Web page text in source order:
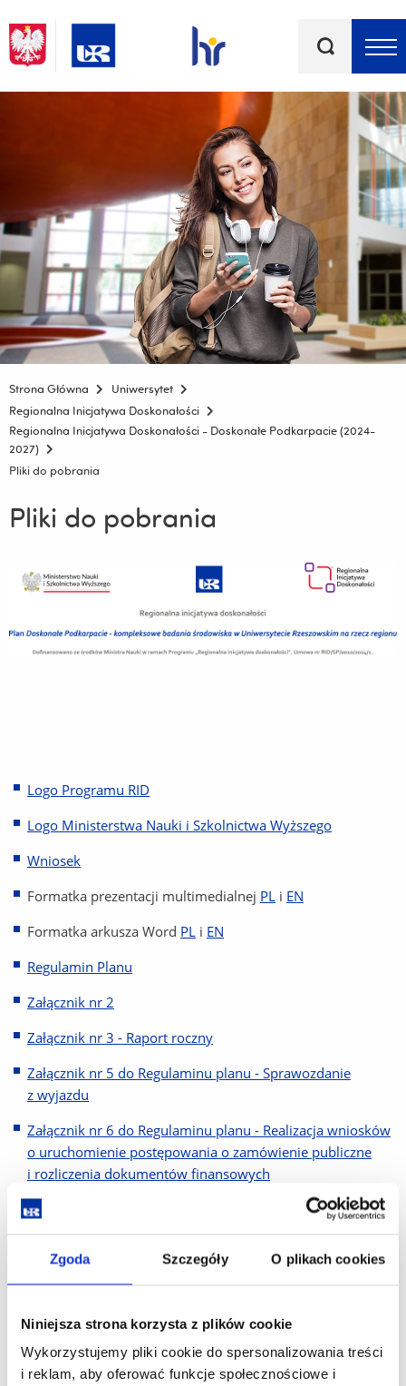
Zgoda Szczegóły O plikach cookies
Niniejsza strona korzysta z plików cookie
Wykorzystujemy pliki cookie do spersonalizowania treści
i reklam, aby oferować funkcje społecznościowe i
kluczowe
Strona Główna
Uniwersytet
Regionalna Inicjatywa Doskonałości
Regionalna Inicjatywa Doskonałości - Doskonałe Podkarpacie (2024-
2027)
Pliki do pobrania
Pliki do pobrania
Logo Programu RID
Logo Ministerstwa Nauki i Szkolnictwa Wyższego
Wniosek
Formatka prezentacji multimedialnej PL i EN
Formatka arkusza Word PL i EN
Regulamin Planu
Załącznik nr 2
Załącznik nr 3 - Raport roczny
Załącznik nr 5 do Regulaminu planu - Sprawozdanie
z wyjazdu
Załącznik nr 6 do Regulaminu planu - Realizacja wniosków
o uruchomienie postępowania o zamówienie publiczne
i rozliczenia dokumentów finansowych
Umowa o współpracy z otoczeniem społeczno -
Raport końcowy z realizacji zadania badawczego
Plakat RID
Ulotka RIDPLiEN